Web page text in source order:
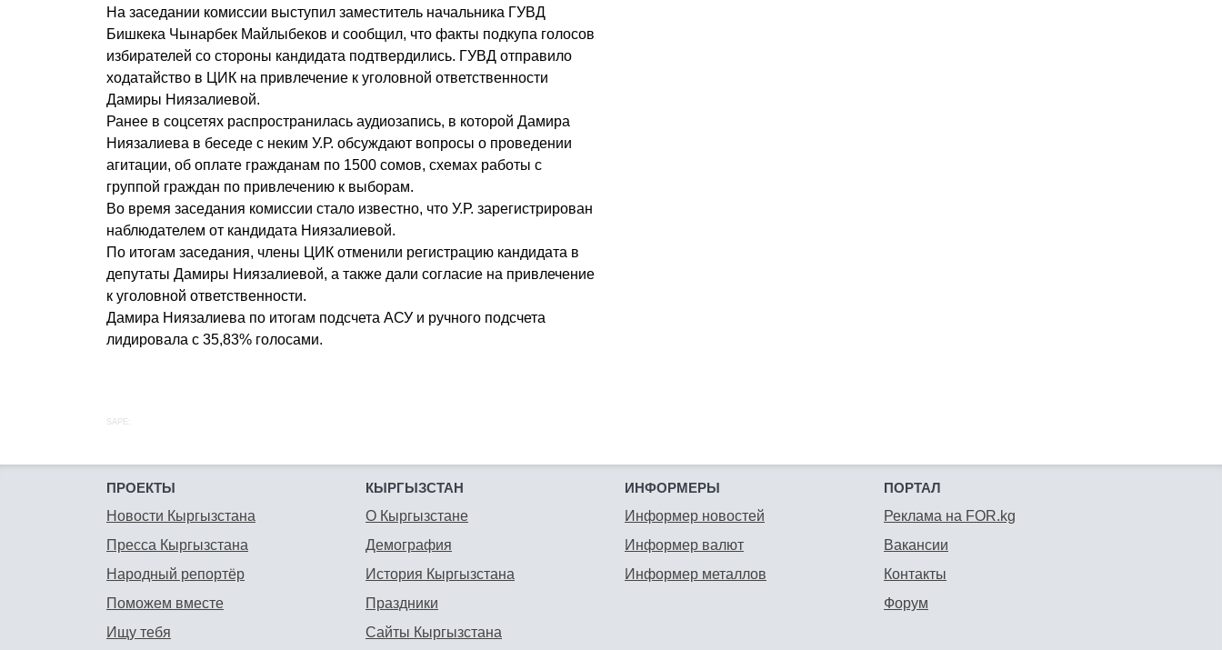
На заседании комиссии выступил заместитель начальника ГУВД
Бишкека Чынарбек Майлыбеков и сообщил, что факты подкупа голосов
избирателей со стороны кандидата подтвердились. ГУВД отправило
ходатайство в ЦИК на привлечение к уголовной ответственности
Дамиры Ниязалиевой.
Ранее в соцсетях распространилась аудиозапись, в которой Дамира
Ниязалиева в беседе с неким У.Р. обсуждают вопросы о проведении
агитации, об оплате гражданам по 1500 сомов, схемах работы с
группой граждан по привлечению к выборам.
Во время заседания комиссии стало известно, что У.Р. зарегистрирован
наблюдателем от кандидата Ниязалиевой.
По итогам заседания, члены ЦИК отменили регистрацию кандидата в
депутаты Дамиры Ниязалиевой, а также дали согласие на привлечение
к уголовной ответственности.
Дамира Ниязалиева по итогам подсчета АСУ и ручного подсчета
лидировала с 35,83% голосами.
SAPE:
ПРОЕКТЫ
Новости Кыргызстана
Пресса Кыргызстана
Народный репортёр
Поможем вместе
Ищу тебя
КЫРГЫЗСТАН
О Кыргызстане
Демография
История Кыргызстана
Праздники
Сайты Кыргызстана
ИНФОРМЕРЫ
Информер новостей
Информер валют
Информер металлов
ПОРТАЛ
Реклама на FOR.kg
Вакансии
Контакты
Форум